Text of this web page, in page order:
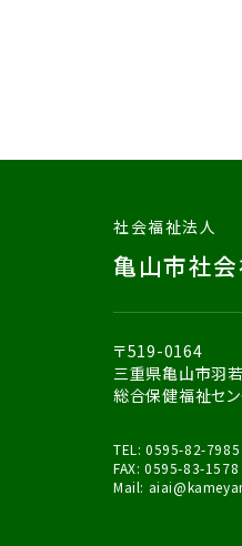
社会福祉法人
亀山市社
〒519-0164
三重県亀山市羽
総合保健福祉セン
TEL: 0595-82-7985
FAX: 0595-83-1578
Mail: aiai